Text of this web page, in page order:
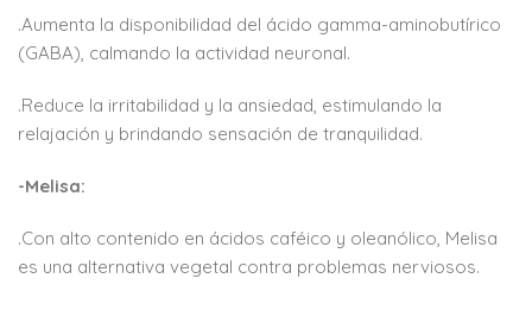
.Aumenta la disponibilidad del ácido gamma-aminobutírico
(GABA), calmando la actividad neuronal.
.Reduce la irritabilidad y la ansiedad, estimulando la
relajación y brindando sensación de tranquilidad.
-Melisa:
.Con alto contenido en ácidos caféico y oleanólico, Melisa
es una alternativa vegetal contra problemas nerviosos.